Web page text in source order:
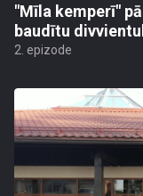
"Mīla kemperī"
baudītu
2. epizode